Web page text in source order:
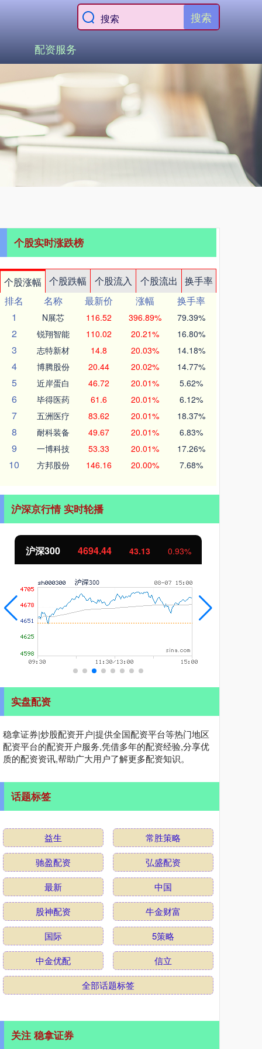
搜索
配资服务
个股实时涨跌榜
个股涨幅 个股跌幅 个股流入 个股流出
换手率
排名
名称 最新价 涨幅
换手率
1
N展芯 116.52 396.89% 79.39%
2 锐翔智能 110.02 20.21% 16.80%
3 志特新材 14.8 20.03% 14.18%
4 博腾股份 20.44 20.02% 14.77%
5 近岸蛋白 46.72 20.01% 5.62%
6 毕得医药 61.6 20.01% 6.12%
7 五洲医疗 83.62 20.01% 18.37%
8 耐科装备 49.67 20.01% 6.83%
9 一博科技 53.33 20.01% 17.26%
10 方邦股份 146.16 20.00% 7.68%
沪深京行情 实时轮播
北证50 1134.24 11.37 1.01%
实盘配资
稳拿证券|炒股配资开户|提供全国配资平台等热门地区
配资平台的配资开户服务,凭借多年的配资经验,分享优
质的配资资讯,帮助广大用户了解更多配资知识。
话题标签
益生
常胜策略
驰盈配资
弘盛配资
最新
中国
股神配资
牛金财富
国际
5策略
中金优配
信立
全部话题标签
关注 稳拿证券